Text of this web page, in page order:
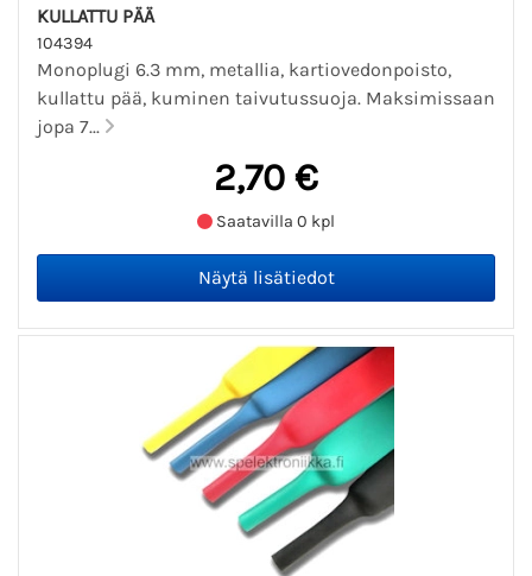
KULLATTU PÄÄ
104394
Monoplugi 6.3 mm, metallia, kartiovedonpoisto,
kullattu pää, kuminen taivutussuoja. Maksimissaan
jopa 7...
2,70 €
Saatavilla 0 kpl